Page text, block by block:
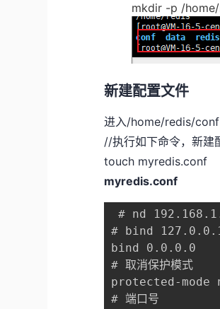
mkdir -p /
新建配置文件
进入/home/redis/conf
//执行如下命令，新建
touch myredis.conf
myredis.conf
# nd
# bind
bind 0.0.0.0
# 取消保护模式
protected-mode
# 端口号